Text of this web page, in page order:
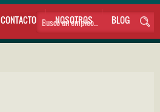
CONTACTO NOSOTROS BLOG